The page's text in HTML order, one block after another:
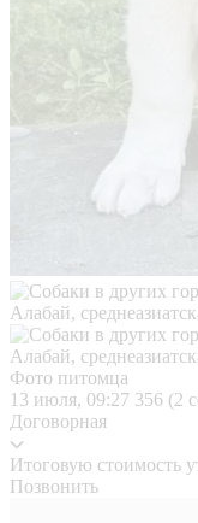
Фото питомца
13 июля, 09:27 356 (2
Договорная
Итоговую стоимость
Позвонить